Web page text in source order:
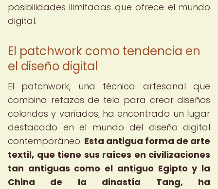
posibilidades ilimitadas que ofrece el mundo
digital.
El patchwork como tendencia en
el diseño digital
El patchwork, una técnica artesanal que
combina retazos de tela para crear diseños
coloridos y variados, ha encontrado un lugar
destacado en el mundo del diseño digital
contemporáneo. Esta antigua forma de arte
textil, que tiene sus raíces en civilizaciones
tan antiguas como el antiguo Egipto y la
China de la dinastía Tang, ha